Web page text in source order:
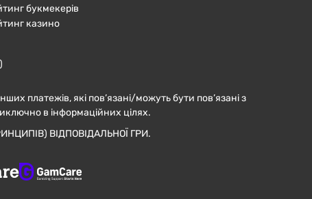
букмекерів
казино
платежів, які пов’язані/можуть бути пов’язані з
в інформаційних цілях.
ВІДПОВІДАЛЬНОЇ ГРИ.